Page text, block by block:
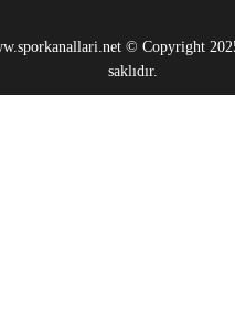
© Copyright
saklıdır.